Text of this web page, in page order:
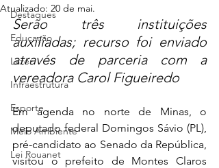
Destaques
Educação
Lazer
Infraestrutura
Esporte
Meio Ambiente
Lei Rouanet
Atualizado: 20 de mai.
Serão três instituições
auxiliadas; recurso foi enviado
através de parceria com a
vereadora Carol Figueiredo
Em agenda no norte de Minas, o
deputado federal Domingos Sávio (PL),
pré-candidato ao Senado da República,
visitou o prefeito de Montes Claros